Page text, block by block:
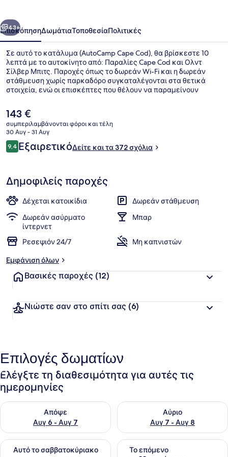
Επόμενο
43+
ΕπισκόπησηΔωμάτιαΤοποθεσίαΠολιτικές
Σε αυτό το κατάλυμα (AutoCamp Cape Cod), θα βρίσκεστε 10
λεπτά με το αυτοκίνητο από: Παραλίες Cape Cod και Ολντ
Σίλβερ Μπιτς. Παροχές όπως το δωρεάν Wi-Fi και η δωρεάν
στάθμευση χωρίς παρκαδόρο συγκαταλέγονται στα θετικά
στοιχεία, ενώ οι επισκέπτες που θέλουν να παραμείνουν
ποδηλασία, ποδηλασία βουνού και ενοικιάσεις/περιηγήσεις με
segway σε κοντινή απόσταση. Προσφέρονται μπαρ με σνακ/
ντελικατέσεν και δωρεάν ενοικιάσεις ποδηλάτων, ενώ τα
καταλύματα έχουν προσεγμένες λεπτομέρειες όπως
κλινοσκεπάσματα υψηλής ποιότητας (premium) και
μπουρνούζια. Άλλοι ταξιδιώτες λένε εξαιρετικά πράγματα για
Η
τρέχουσα
τιμή
είναι
143 €
143 €
συμπεριλαμβάνονται φόροι και τέλη
30 Αυγ - 31 Αυγ
Σχόλια
9,49,4 στα 10
ΕξαιρετικόΔείτε και τα 372 σχόλια
Δημοφιλείς παροχές
Δέχεται κατοικίδια
Δωρεάν στάθμευση
Δωρεάν ασύρματο
ίντερνετ
Μπαρ
Ρεσεψιόν 24/7
Μη καπνιστών
Εμφάνιση όλων
Βασικές παροχές (12)
Νιώστε σαν στο σπίτι σας (6)
Επιλογές δωματίων
Ελέγξτε τη διαθεσιμότητα για αυτές τις
ημερομηνίες
Απόψε
Αυγ 6 - Αυγ 7
Έλεγχος διαθεσιμότητας για απόψε Αυγ 6 - Αυγ 7
Αύριο
Αυγ 7 - Αυγ 8
Έλεγχος διαθεσιμότητας
Αυτό το σαββατοκύριακο
Έλεγχος διαθεσιμότητας για αυτό το σαββατοκύριακο
Το επόμενο
Έλεγχος διαθεσιμότητας